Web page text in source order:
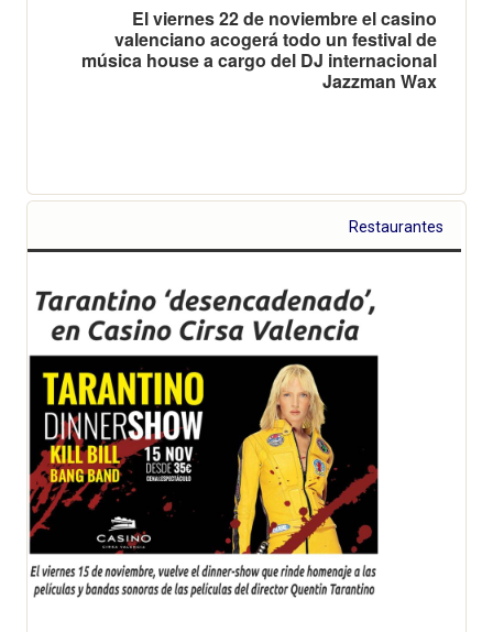
El viernes 22 de noviembre el casino
valenciano acogerá todo un festival de
música house a cargo del DJ internacional
Jazzman Wax
Restaurantes